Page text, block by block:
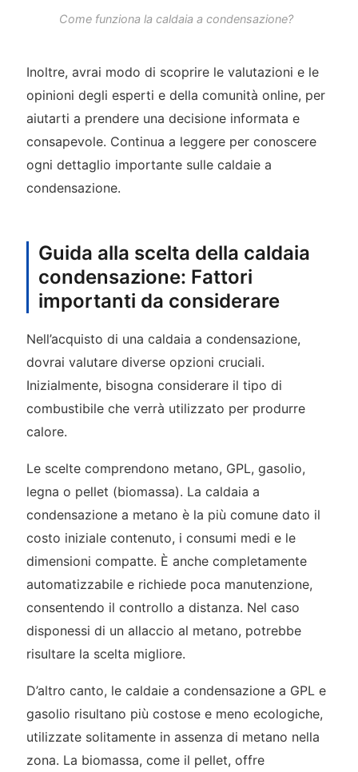
Come funziona la caldaia a condensazione?
Inoltre, avrai modo di scoprire le valutazioni e le
opinioni degli esperti e della comunità online, per
aiutarti a prendere una decisione informata e
consapevole. Continua a leggere per conoscere
ogni dettaglio importante sulle caldaie a
condensazione.
Guida alla scelta della caldaia
condensazione: Fattori
importanti da considerare
Nell’acquisto di una caldaia a condensazione,
dovrai valutare diverse opzioni cruciali.
Inizialmente, bisogna considerare il tipo di
combustibile che verrà utilizzato per produrre
calore.
Le scelte comprendono metano, GPL, gasolio,
legna o pellet (biomassa). La caldaia a
condensazione a metano è la più comune dato il
costo iniziale contenuto, i consumi medi e le
dimensioni compatte. È anche completamente
automatizzabile e richiede poca manutenzione,
consentendo il controllo a distanza. Nel caso
disponessi di un allaccio al metano, potrebbe
risultare la scelta migliore.
D’altro canto, le caldaie a condensazione a GPL e
gasolio risultano più costose e meno ecologiche,
utilizzate solitamente in assenza di metano nella
zona. La biomassa, come il pellet, offre